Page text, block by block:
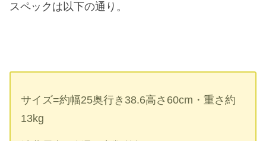
スペックは以下の通り。
サイズ=約幅25奥行き38.6高さ60cm・重さ約
13kg